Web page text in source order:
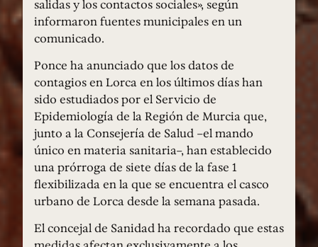
salidas y los contactos sociales», según
informaron fuentes municipales en un
comunicado.
Ponce ha anunciado que los datos de
contagios en Lorca en los últimos días han
sido estudiados por el Servicio de
Epidemiología de la Región de Murcia que,
junto a la Consejería de Salud –el mando
único en materia sanitaria–, han establecido
una prórroga de siete días de la fase 1
flexibilizada en la que se encuentra el casco
urbano de Lorca desde la semana pasada.
El concejal de Sanidad ha recordado que estas